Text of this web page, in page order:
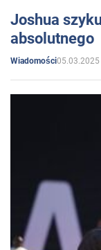
Joshua
absolutnego
Wiadomości